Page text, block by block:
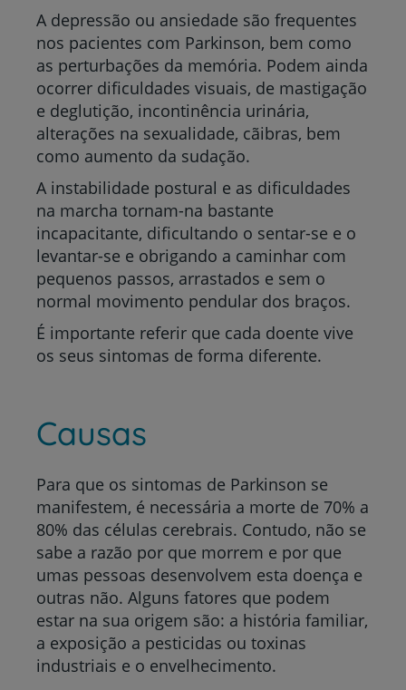
A depressão ou ansiedade são frequentes
nos pacientes com Parkinson, bem como
as perturbações da memória. Podem ainda
ocorrer dificuldades visuais, de mastigação
e deglutição, incontinência urinária,
alterações na sexualidade, cãibras, bem
como aumento da sudação.
A instabilidade postural e as dificuldades
na marcha tornam-na bastante
incapacitante, dificultando o sentar-se e o
levantar-se e obrigando a caminhar com
pequenos passos, arrastados e sem o
normal movimento pendular dos braços.
É importante referir que cada doente vive
os seus sintomas de forma diferente.
Causas
Para que os sintomas de Parkinson se
manifestem, é necessária a morte de 70% a
80% das células cerebrais. Contudo, não se
sabe a razão por que morrem e por que
umas pessoas desenvolvem esta doença e
outras não. Alguns fatores que podem
estar na sua origem são: a história familiar,
a exposição a pesticidas ou toxinas
industriais e o envelhecimento.